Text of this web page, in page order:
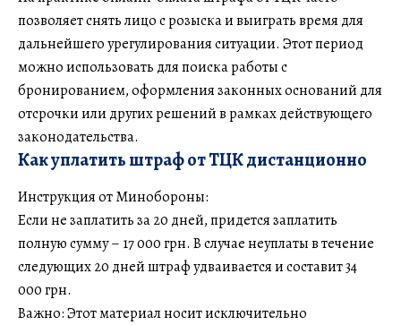
позволяет снять лицо с розыска и выиграть время для
дальнейшего урегулирования ситуации. Этот период
можно использовать для поиска работы с
бронированием, оформления законных оснований для
отсрочки или других решений в рамках действующего
законодательства.
Как уплатить штраф от ТЦК дистанционно
Инструкция от Минобороны:
Если не заплатить за 20 дней, придется заплатить
полную сумму – 17 000 грн. В случае неуплаты в течение
следующих 20 дней штраф удваивается и составит 34
000 грн.
Важно: Этот материал носит исключительно